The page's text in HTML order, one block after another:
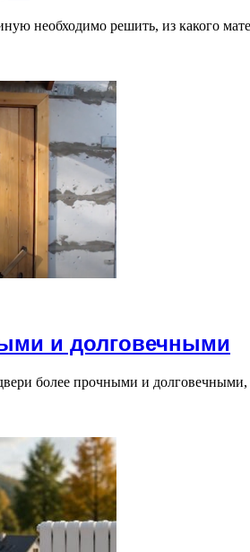
необходимо решить, из какого
и долговечными
более прочными и